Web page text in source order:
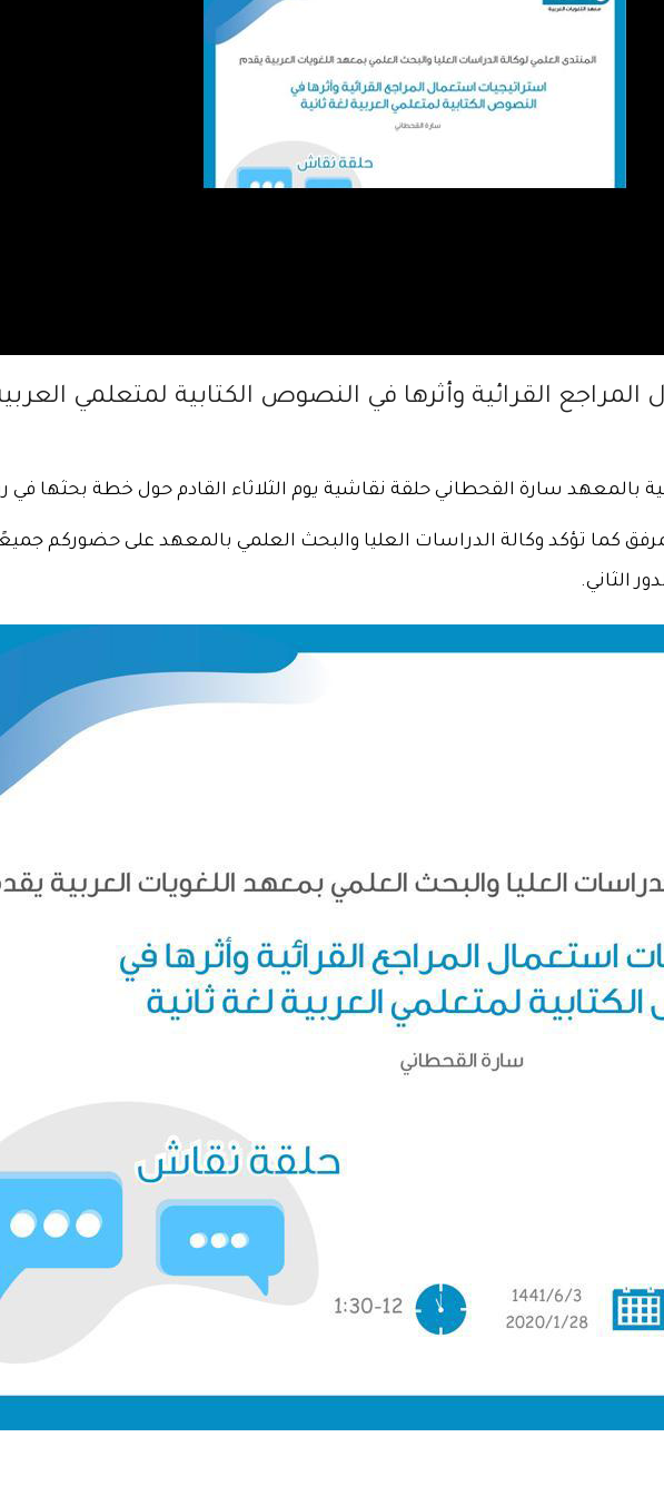
القرائية وأثرها في النصوص الكتابية لمتعلمي
بالمعهد سارة القحطاني حلقة نقاشية يوم الثلاثاء القادم حول خطة بحثها في
كما تؤكد وكالة الدراسات العليا والبحث العلمي بالمعهد على حضوركم
الثاني.